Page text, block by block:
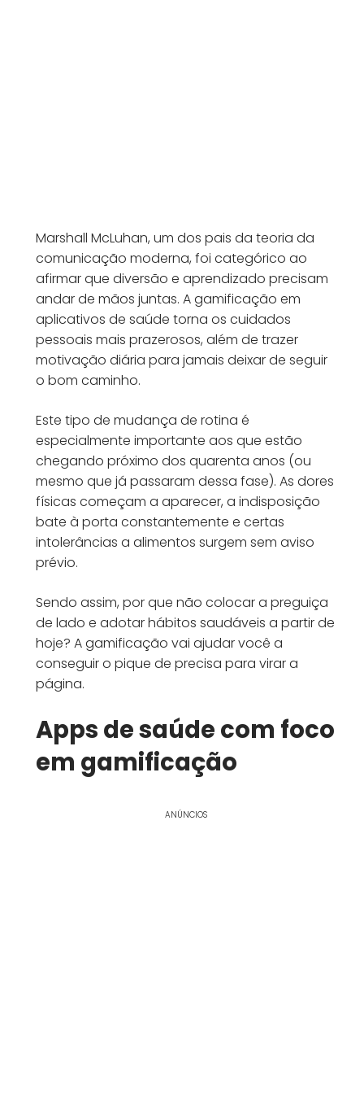
Marshall McLuhan, um dos pais da teoria da
comunicação moderna, foi categórico ao
afirmar que diversão e aprendizado precisam
andar de mãos juntas. A gamificação em
aplicativos de saúde torna os cuidados
pessoais mais prazerosos, além de trazer
motivação diária para jamais deixar de seguir
o bom caminho.
Este tipo de mudança de rotina é
especialmente importante aos que estão
chegando próximo dos quarenta anos (ou
mesmo que já passaram dessa fase). As dores
físicas começam a aparecer, a indisposição
bate à porta constantemente e certas
intolerâncias a alimentos surgem sem aviso
prévio.
Sendo assim, por que não colocar a preguiça
de lado e adotar hábitos saudáveis a partir de
hoje? A gamificação vai ajudar você a
conseguir o pique de precisa para virar a
página.
Apps de saúde com foco
em gamificação
ANÚNCIOS